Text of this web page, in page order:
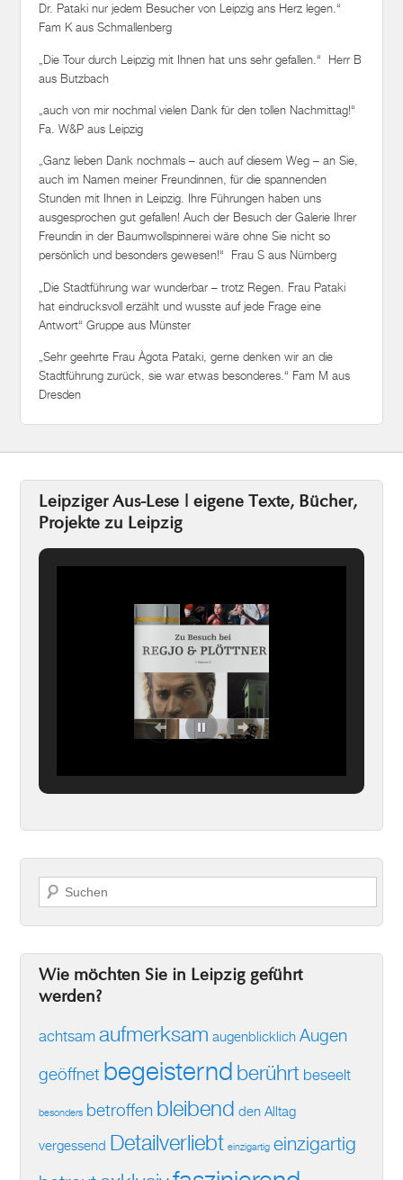
Dr. Pataki nur jedem Besucher von Leipzig ans Herz legen.“
Fam K aus Schmallenberg
„Die Tour durch Leipzig mit Ihnen hat uns sehr gefallen.“ Herr B
aus Butzbach
„auch von mir nochmal vielen Dank für den tollen Nachmittag!“
Fa. W&P aus Leipzig
„Ganz lieben Dank nochmals – auch auf diesem Weg – an Sie,
auch im Namen meiner Freundinnen, für die spannenden
Stunden mit Ihnen in Leipzig. Ihre Führungen haben uns
ausgesprochen gut gefallen! Auch der Besuch der Galerie Ihrer
Freundin in der Baumwollspinnerei wäre ohne Sie nicht so
persönlich und besonders gewesen!“ Frau S aus Nürnberg
„Die Stadtführung war wunderbar – trotz Regen. Frau Pataki
hat eindrucksvoll erzählt und wusste auf jede Frage eine
Antwort“ Gruppe aus Münster
„Sehr geehrte Frau Àgota Pataki, gerne denken wir an die
Stadtführung zurück, sie war etwas besonderes.“ Fam M aus
Dresden
Leipziger Aus-Lese | eigene Texte, Bücher,
Projekte zu Leipzig
Suchen
Wie möchten Sie in Leipzig geführt
werden?
achtsam aufmerksam augenblicklich Augen
geöffnet begeisternd berührt beseelt
besonders betroffen bleibend den Alltag
vergessend Detailverliebt einzigartig einzigartig